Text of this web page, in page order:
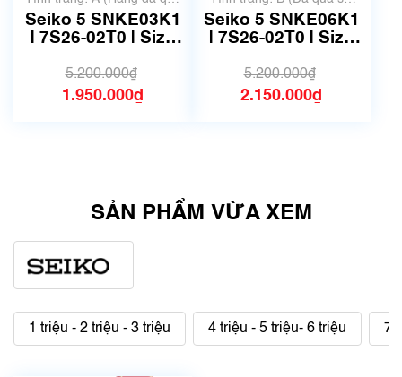
sử dụng nhưng rất đẹp,
không có xước)
Seiko 5 SNKE03K1
| 7S26-02T0 | Size
5.200.000₫
1.950.000₫
dụng, hàng đẹp, có chút
xước dăm)
Seiko 5 SNKE06K1
| 7S26-02T0 | Size
5.200.000₫
2.150.000₫
SẢN PHẨM VỪA XEM
1 triệu - 2 triệu - 3 triệu 4 triệu - 5 triệu- 6 triệu 7